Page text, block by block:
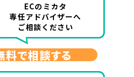
ECのミカタ
専任アドバイザーへ
ご相談ください
料で相談する